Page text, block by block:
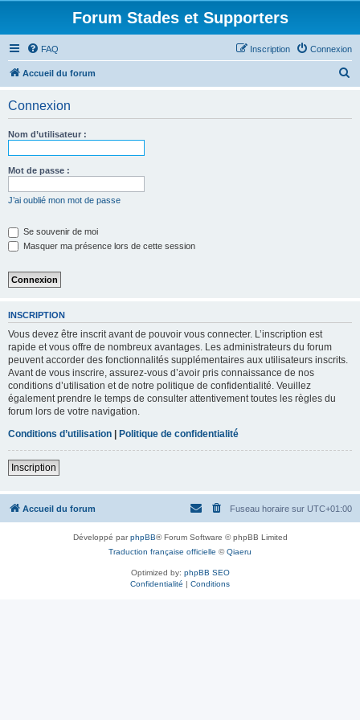
Forum Stades et Supporters
FAQ Connexion
Inscription
Accueil du forum
Connexion
Nom d’utilisateur :
Mot de passe :
J’ai oublié mon mot de passe
Se souvenir de moi
Masquer ma présence lors de cette session
INSCRIPTION
Vous devez être inscrit avant de pouvoir vous connecter. L’inscription est
rapide et vous offre de nombreux avantages. Les administrateurs du forum
peuvent accorder des fonctionnalités supplémentaires aux utilisateurs inscrits.
Avant de vous inscrire, assurez-vous d’avoir pris connaissance de nos
conditions d’utilisation et de notre politique de confidentialité. Veuillez
également prendre le temps de consulter attentivement toutes les règles du
forum lors de votre navigation.
Conditions d’utilisation | Politique de confidentialité
Inscription
Accueil du forum Fuseau horaire sur UTC+01:00
Développé parphpBB® Forum Software © phpBB Limited
Traduction française officielle ©Qiaeru
Optimized by: phpBB SEO
Confidentialité | Conditions